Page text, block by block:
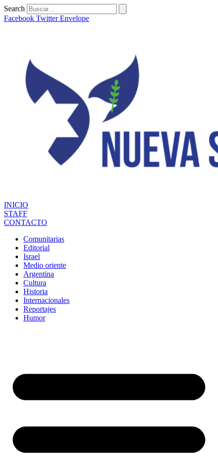
Ir
al
Search
Facebook Twitter Envelope
INICIO
STAFF
CONTACTO
Comunitarias
Editorial
Israel
Medio oriente
Argentina
Cultura
Historia
Internacionales
Reportajes
Humor